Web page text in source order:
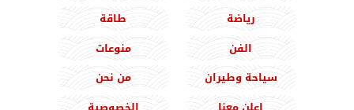
رياضة
طاقة
الفن
منوعات
سياحة وطيران
من نحن